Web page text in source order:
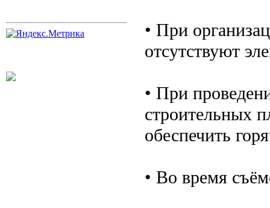
• При
отсутствуют
• При
строительных
обеспечить
• Во время